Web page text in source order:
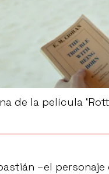
de la película
–el